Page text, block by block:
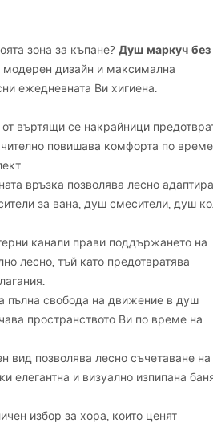
зона за къпане? Душ маркуч без
модерен дизайн и максимална
ежедневната Ви хигиена.
въртящи се накрайници
повишава комфорта по
връзка позволява лесно
за вана, душ смесители, душ
канали прави поддържането на
лесно, тъй като предотвратява
пълна свобода на движение в душ
пространството Ви по време на
вид позволява лесно съчетаване на
елегантна и визуално изпипана
избор за хора, които ценят